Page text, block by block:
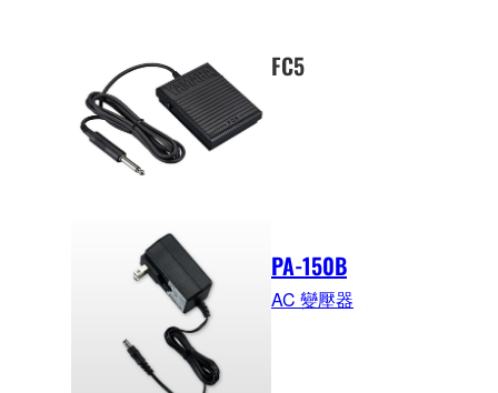
FC5
PA-150B
AC 變壓器